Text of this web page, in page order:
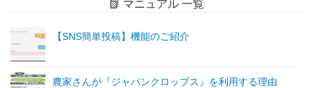
📗 マニュアル 一覧
【SNS簡単投稿】機能のご紹介
農家さんが『ジャパンクロップス』を利用する理由